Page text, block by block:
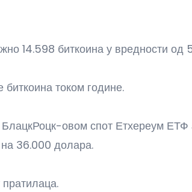
14.598 биткоина у вредности
током године.
овом спот Етхереум ЕТФ
36.000 долара.